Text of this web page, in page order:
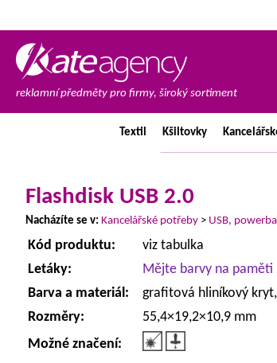
reklamní předměty pro firmy, široký sortiment
Textil Kšiltovky
Flashdisk USB 2.0
Nacházíte se v: Kancelářské potřeby > USB,
Kód produktu:
viz tabulka
Letáky:
Mějte barvy na paměti
Barva a materiál:
grafitová hliníkový
Rozměry:
55,4×19,2×10,9 mm
Možné značení: